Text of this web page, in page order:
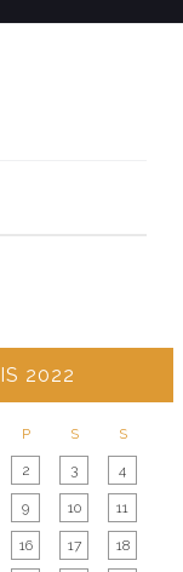
2022
P S S
2 3 4
9 10 11
16 17 18